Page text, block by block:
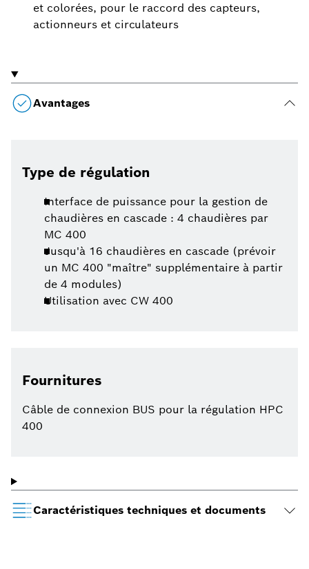
et colorées, pour le raccord des capteurs,
actionneurs et circulateurs
Avantages
Type de régulation
Interface de puissance pour la gestion de
chaudières en cascade : 4 chaudières par
MC 400
Jusqu'à 16 chaudières en cascade (prévoir
un MC 400 "maître" supplémentaire à partir
de 4 modules)
Utilisation avec CW 400
Fournitures
Câble de connexion BUS pour la régulation HPC
400
Caractéristiques techniques et documents